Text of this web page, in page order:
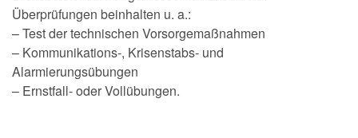
Überprüfungen beinhalten u. a.:
– Test der technischen Vorsorgemaßnahmen
– Kommunikations-, Krisenstabs- und
Alarmierungsübungen
– Ernstfall- oder Vollübungen.